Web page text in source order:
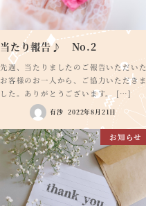
当たり報告♪ No.2
先週、当たりましたのご報告いただいた
お客様のお一人から、ご協力いただきま
した。ありがとうございます。 […]
有沙 2022年8月21日
お知らせ